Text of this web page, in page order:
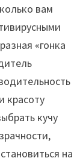
вам
«гонка
красоту
кучу
на